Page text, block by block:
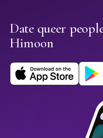
Date queer
Himoon